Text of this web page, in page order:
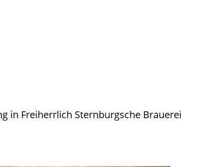
in Freiherrlich Sternburgsche Brauerei